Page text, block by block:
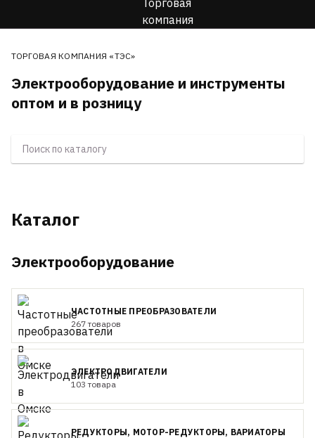
ТОРГОВАЯ КОМПАНИЯ «ТЭС»
Электрооборудование и инструменты
оптом и в розницу
Каталог
Электрооборудование
ЧАСТОТНЫЕ ПРЕОБРАЗОВАТЕЛИ
267 товаров
ЭЛЕКТРОДВИГАТЕЛИ
103 товара
РЕДУКТОРЫ, МОТОР-РЕДУКТОРЫ, ВАРИАТОРЫ